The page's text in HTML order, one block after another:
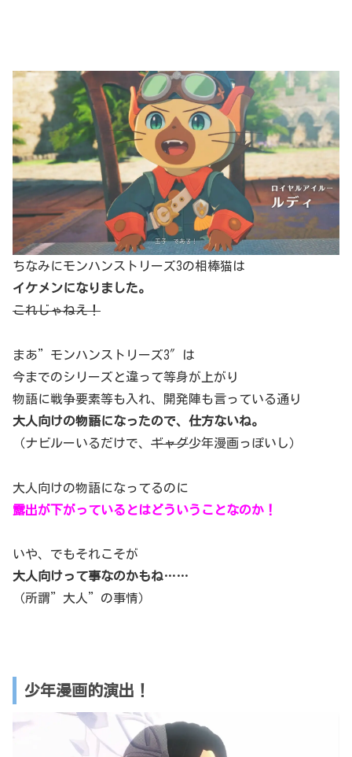
ちなみにモンハンストリーズ3の相棒猫は
イケメンになりました。
これじゃねえ！
まあ”モンハンストリーズ3″は
今までのシリーズと違って等身が上がり
物語に戦争要素等も入れ、開発陣も言っている通り
大人向けの物語になったので、仕方ないね。
（ナビルーいるだけで、 ギャグ少年漫画っぽいし）
大人向けの物語になってるのに
露出が下がっているとはどういうことなのか！
いや、でもそれこそが
大人向けって事なのかもね……
（所謂”大人”の事情）
少年漫画的演出！